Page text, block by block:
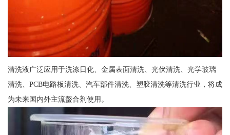
清洗液广泛应用于洗涤日化、金属表面清洗、光伏清洗、光学玻璃
清洗、PCB电路板清洗、汽车部件清洗、塑胶清洗等清洗行业，将成
为未来国内外主流螯合剂使用。